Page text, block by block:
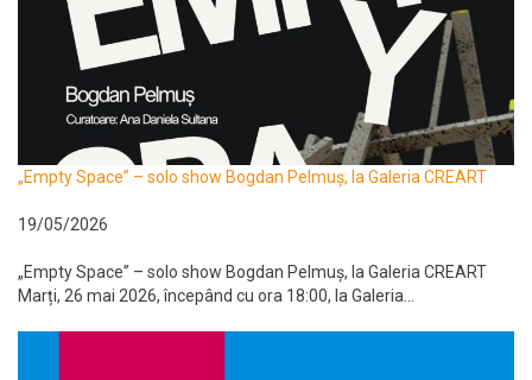
„Empty Space” – solo show Bogdan Pelmuș, la Galeria CREART
19/05/2026
„Empty Space” – solo show Bogdan Pelmuș, la Galeria CREART
Marți, 26 mai 2026, începând cu ora 18:00, la Galeria...